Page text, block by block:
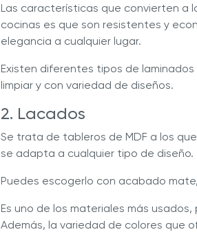
Las características que convierten a
cocinas es que son resistentes y
elegancia a cualquier lugar.
Existen diferentes tipos de
limpiar y con variedad de diseños.
2. Lacados
Se trata de tableros de MDF a los
se adapta a cualquier tipo de diseño.
Puedes escogerlo con acabado
Es uno de los materiales más
Además, la variedad de colores que